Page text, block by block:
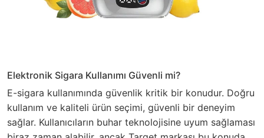
Elektronik Sigara Kullanımı Güvenli mi?
E-sigara kullanımında güvenlik kritik bir konudur. Doğru
kullanım ve kaliteli ürün seçimi, güvenli bir deneyim
sağlar. Kullanıcıların buhar teknolojisine uyum sağlaması